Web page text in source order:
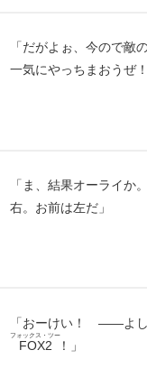
「だがよぉ、今ので敵
一気にやっちまおうぜ！
「ま、結果オーライ
右。お前は左だ」
「おーけい！ ――よ
FOX2
フォックス・ツー
！」